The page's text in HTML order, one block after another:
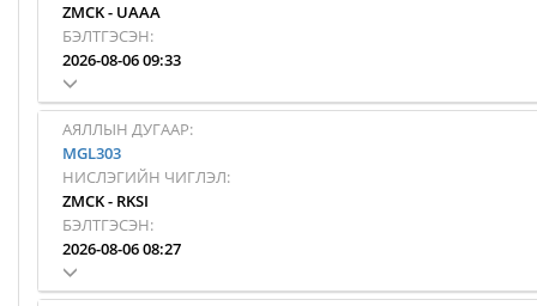
ZMCK- UAAA
БЭЛТГЭСЭН:
2026-08-06 09:33
АЯЛЛЫН ДУГААР:
MGL303
НИСЛЭГИЙН ЧИГЛЭЛ:
ZMCK- RKSI
БЭЛТГЭСЭН:
2026-08-06 08:27